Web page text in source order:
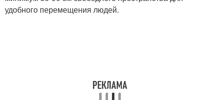
удобного перемещения людей.